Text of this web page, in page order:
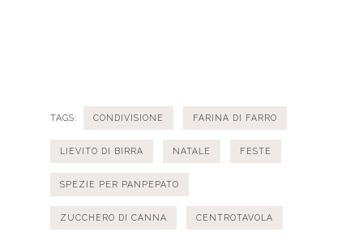
TAGS: CONDIVISIONE FARINA DI FARRO
LIEVITO DI BIRRA NATALE FESTE
SPEZIE PER PANPEPATO
ZUCCHERO DI CANNA CENTROTAVOLA